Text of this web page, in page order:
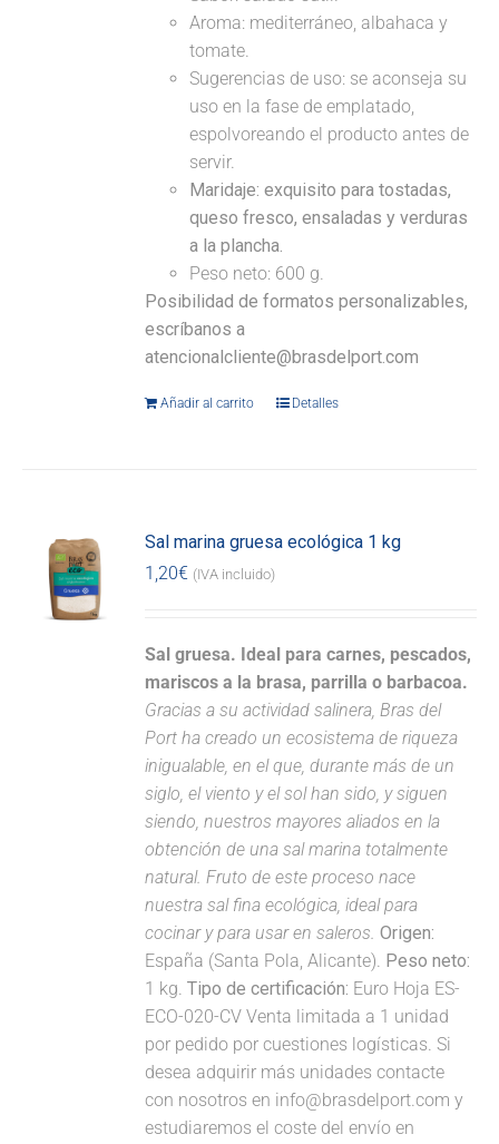
Aroma: mediterráneo, albahaca y
tomate.
Sugerencias de uso: se aconseja su
uso en la fase de emplatado,
espolvoreando el producto antes de
servir.
Maridaje: exquisito para tostadas,
queso fresco, ensaladas y verduras
a la plancha.
Peso neto: 600 g.
Posibilidad de formatos personalizables,
escríbanos a
atencionalcliente@brasdelport.com
Añadir al carrito Detalles
Sal marina gruesa ecológica 1 kg
1,20€ (IVA incluido)
Sal gruesa. Ideal para carnes, pescados,
mariscos a la brasa, parrilla o barbacoa.
Gracias a su actividad salinera, Bras del
Port ha creado un ecosistema de riqueza
inigualable, en el que, durante más de un
siglo, el viento y el sol han sido, y siguen
siendo, nuestros mayores aliados en la
obtención de una sal marina totalmente
natural. Fruto de este proceso nace
nuestra sal fina ecológica, ideal para
cocinar y para usar en saleros. Origen:
España (Santa Pola, Alicante). Peso neto:
1 kg.Tipo de certificación: Euro Hoja ES-
ECO-020-CV Venta limitada a 1 unidad
por pedido por cuestiones logísticas. Si
desea adquirir más unidades contacte
con nosotros en info@brasdelport.com y
estudiaremos el coste del envío en